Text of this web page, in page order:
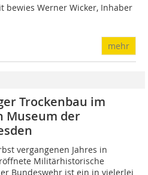
bewies Werner Wicker, Inhaber
mehr
Trockenbau im
Museum der
vergangenen Jahres in
Militärhistorische
Bundeswehr ist ein in vielerlei